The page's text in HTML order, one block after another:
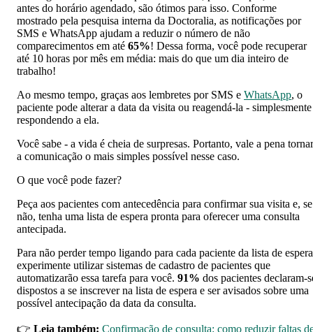
antes do horário agendado, são ótimos para isso. Conforme
mostrado pela pesquisa interna da Doctoralia, as notificações por
SMS e WhatsApp ajudam a reduzir o número de não
comparecimentos em até 65%! Dessa forma, você pode recuperar
até 10 horas por mês em média: mais do que um dia inteiro de
trabalho!
Ao mesmo tempo, graças aos lembretes por SMS e WhatsApp, o
paciente pode alterar a data da visita ou reagendá-la - simplesmente
respondendo a ela.
Você sabe - a vida é cheia de surpresas. Portanto, vale a pena tornar
a comunicação o mais simples possível nesse caso.
O que você pode fazer?
Peça aos pacientes com antecedência para confirmar sua visita e, se
não, tenha uma lista de espera pronta para oferecer uma consulta
antecipada.
Para não perder tempo ligando para cada paciente da lista de
experimente utilizar sistemas de cadastro de pacientes que
automatizarão essa tarefa para você. 91% dos pacientes declaram-
dispostos a se inscrever na lista de espera e ser avisados ​​sobre uma
possível antecipação da data da consulta.
👉 Leia também: Confirmação de consulta: como reduzir faltas